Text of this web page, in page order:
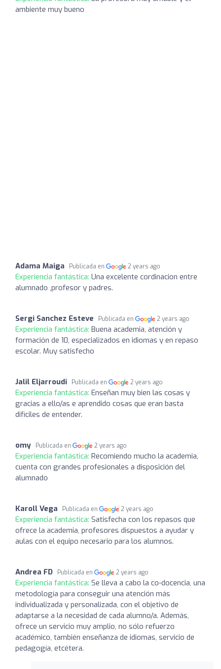
ambiente muy bueno
Adama Maiga Publicada en 2 years ago
Experiencia fantástica: Una excelente cordinacion entre
alumnado ,profesor y padres.
Sergi Sanchez Esteve Publicada en 2 years ago
Experiencia fantástica: Buena academia, atención y
formación de 10, especializados en idiomas y en repaso
escolar. Muy satisfecho
Jalil Eljarroudi Publicada en 2 years ago
Experiencia fantástica: Enseñan muy bien las cosas y
gracias a ello/as e aprendido cosas que eran basta
difíciles de entender.
omy Publicada en 2 years ago
Experiencia fantástica: Recomiendo mucho la academia,
cuenta con grandes profesionales a disposición del
alumnado
Karoll Vega Publicada en 2 years ago
Experiencia fantástica: Satisfecha con los repasos que
ofrece la academia, profesores dispuestos a ayudar y
aulas con el equipo necesario para los alumnos.
Andrea FD Publicada en 2 years ago
Experiencia fantástica: Se lleva a cabo la co-docencia, una
metodología para conseguir una atención más
individualizada y personalizada, con el objetivo de
adaptarse a la necesidad de cada alumno/a. Además,
ofrece un servicio muy amplio, no sólo refuerzo
académico, también enseñanza de idiomas, servicio de
pedagogía, etcétera.